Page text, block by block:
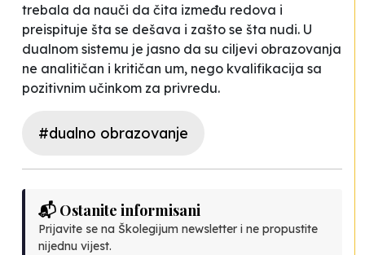
trebala da nauči da čita između redova i
preispituje šta se dešava i zašto se šta nudi. U
dualnom sistemu je jasno da su ciljevi obrazovanja
ne analitičan i kritičan um, nego kvalifikacija sa
pozitivnim učinkom za privredu.
#dualno obrazovanje
📬 Ostanite informisani
Prijavite se na Školegijum newsletter i ne propustite
nijednu vijest.